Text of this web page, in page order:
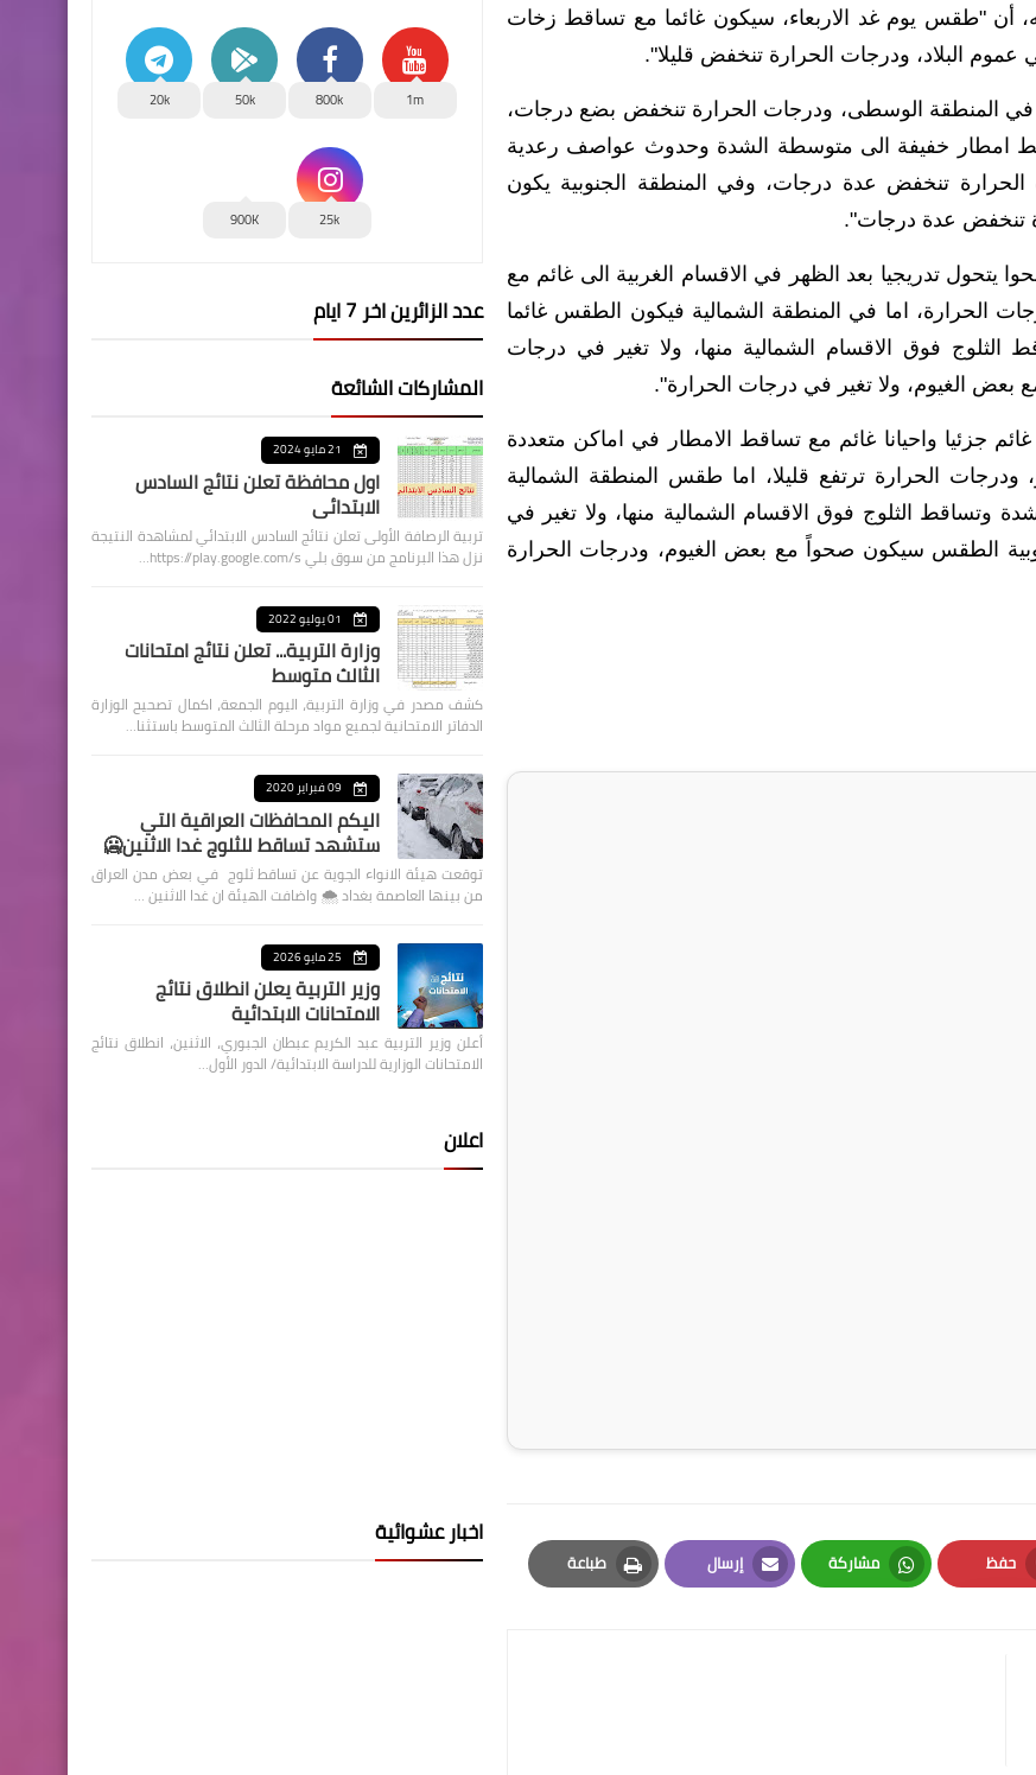
أن "طقس يوم غد الاربعاء، سيكون غائما مع تساقط زخات
البلاد، ودرجات الحرارة تنخفض قليلا".
المنطقة الوسطى، ودرجات الحرارة تنخفض بضع درجات،
امطار خفيفة الى متوسطة الشدة وحدوث عواصف رعدية
الحرارة تنخفض عدة درجات، وفي المنطقة الجنوبية يكون
تنخفض عدة درجات".
تدريجيا بعد الظهر في الاقسام الغربية الى غائم مع
الحرارة، اما في المنطقة الشمالية فيكون الطقس غائما
فوق الاقسام الشمالية منها، ولا تغير في درجات
بعض الغيوم، ولا تغير في درجات الحرارة".
جزئيا واحيانا غائم مع تساقط الامطار في اماكن متعددة
ودرجات الحرارة ترتفع قليلا، اما طقس المنطقة الشمالية
وتساقط الثلوج فوق الاقسام الشمالية منها، ولا تغير في
الطقس سيكون صحواً مع بعض الغيوم، ودرجات الحرارة
حفظ
Pinterest
مشاركة
Whatsapp
إرسال
Email
طباعة
Print
1m
800k
50k
20k
25k
900K
عدد الزائرين اخر 7 ايام
المشاركات الشائعة
21 مايو 2024
اول محافظة تعلن نتائج السادس
الابتدائي
تربية الرصافة الأولى تعلن نتائج السادس الابتدائي لمشاهدة النتيجة
نزل هذا البرنامج من سوق بلي https://play.google.com/s…
01 يوليو 2022
وزارة التربية... تعلن نتائج امتحانات
الثالث متوسط
كشف مصدر في وزارة التربية، اليوم الجمعة، اكمال تصحيح الوزارة
الدفاتر الامتحانية لجميع مواد مرحلة الثالث المتوسط باستثنا…
09 فبراير 2020
اليكم المحافظات العراقية التي
ستشهد تساقط للثلوج غدا الاثنين🥶
توقعت هيئة الانواء الجوية عن تساقط ثلوج في بعض مدن العراق
من بينها العاصمة بغداد ⁦🌨️⁩ واضافت الهيئة ان غدا الاثنين …
25 مايو 2026
وزير التربية يعلن انطلاق نتائج
الامتحانات الابتدائية
أعلن وزير التربية عبد الكريم عبطان الجبوري، الاثنين، انطلاق نتائج
الامتحانات الوزارية للدراسة الابتدائية/ الدور الأول…
اعلان
اخبار عشوائية